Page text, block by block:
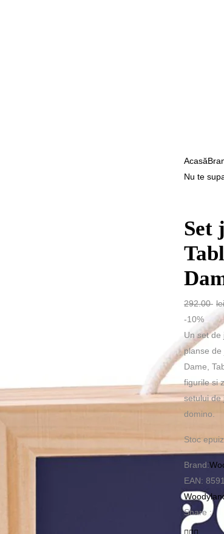
Acasă
Nu te
Set
292.00 lei
-10%
Un set de
planse de
Dame,
figurile si
setului de
domino.
Stoc
Brand:
EAN:
Share :